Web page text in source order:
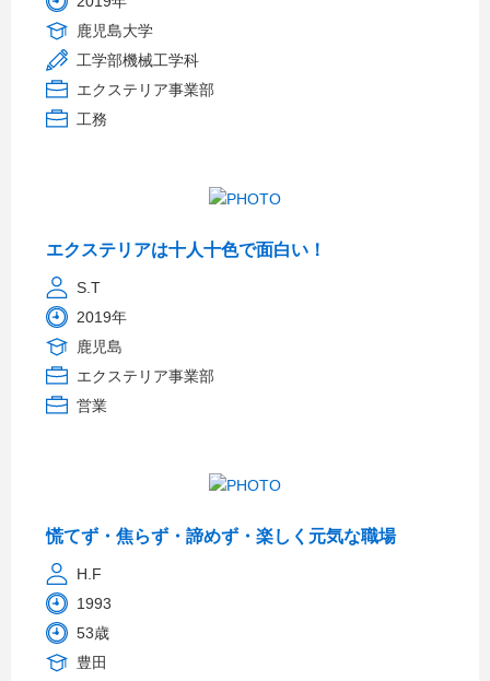
鹿児島大学
工学部機械工学科
エクステリア事業部
工務
エクステリアは十人十色で面白い！
S.T
2019年
鹿児島
エクステリア事業部
営業
慌てず・焦らず・諦めず・楽しく元気な職場
H.F
1993
53歳
豊田